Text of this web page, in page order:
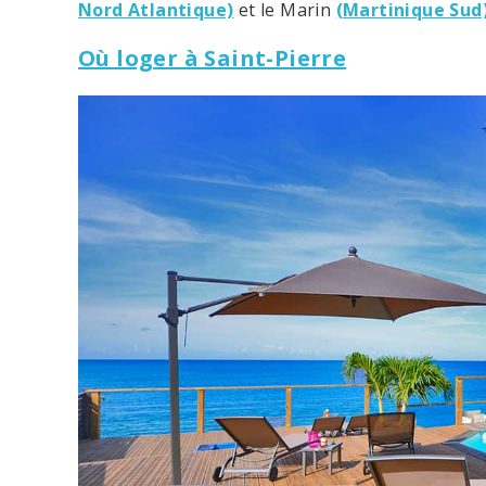
Nord Atlantique) et le Marin (Martinique
Où loger à Saint-Pierre